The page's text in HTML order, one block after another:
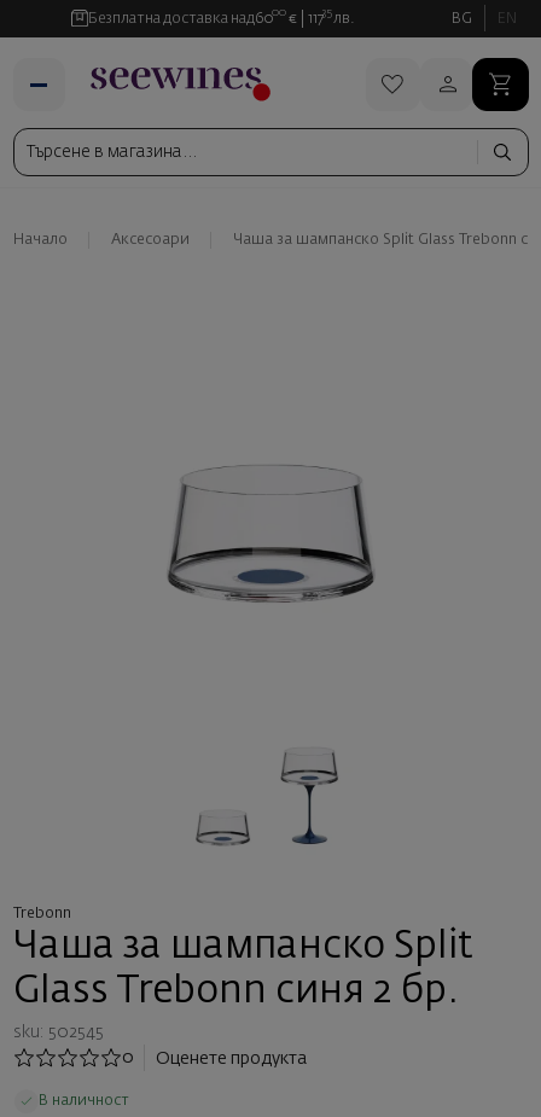
Безплатна доставка над6000 € 11735 лв. BG EN
Начало Аксесоари Чаша за шампанско Split Glass Trebonn
Trebonn
Чаша за шампанско Split
Glass Trebonn синя 2 бр.
sku: 502545
0
Оценете продукта
В наличност